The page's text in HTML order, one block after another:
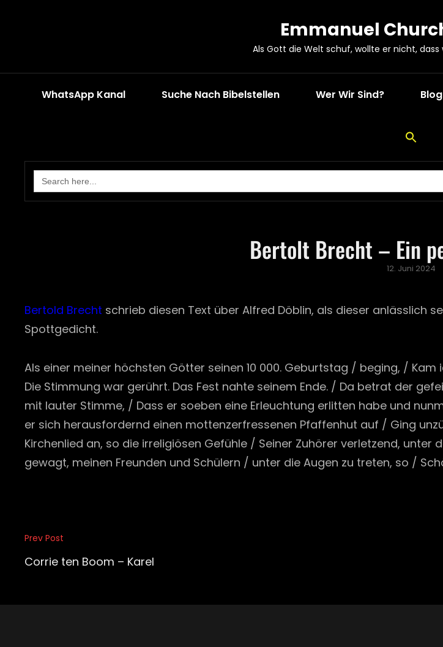
Emmanuel
Als Gott die Welt schuf, wollte er nicht,
WhatsApp Kanal Suche Nach Bibelstellen Wer Wir Sind? Blog
Search
for:
Bertolt Brecht – Ein
Posted
12. Juni 2024
Bertold Brecht schrieb diesen Text über Alfred Döblin, als dieser anlässlich
Spottgedicht.
Als einer meiner höchsten Götter seinen 10 000. Geburtstag / beging, /
Die Stimmung war gerührt. Das Fest nahte seinem Ende. / Da betrat der
mit lauter Stimme, / Dass er soeben eine Erleuchtung erlitten habe und
er sich herausfordernd einen mottenzerfressenen Pfaffenhut auf / Ging
Kirchenlied an, so die irreligiösen Gefühle / Seiner Zuhörer verletzend,
gewagt, meinen Freunden und Schülern / unter die Augen zu treten, so /
Beitragsnavigation
Previous
Post
Prev Post
Corrie ten Boom – Karel